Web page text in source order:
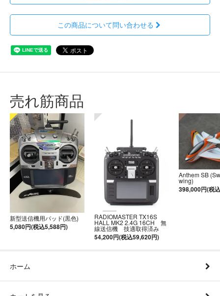
この商品について問い合わせる
売れ筋商品
新型送信機用パッド(黒色)
5,080円(税込5,588円)
RADIOMASTER TX16S
HALL MK2 2.4G 16CH 無
線送信機 技適取得済み
54,200円(税込59,620円)
Anthem SB
wing)
398,000円(税
ホーム